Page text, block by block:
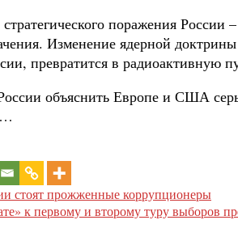
поражения
Изменение ядерной
превратится в
объяснить Европе и США
стоят прожженные коррупционеры
к первому и второму туру выборов